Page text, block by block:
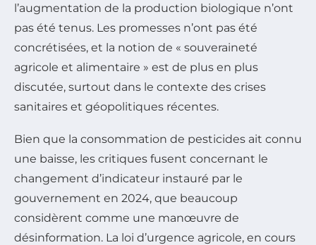
l’augmentation de la production biologique n’ont
pas été tenus. Les promesses n’ont pas été
concrétisées, et la notion de « souveraineté
agricole et alimentaire » est de plus en plus
discutée, surtout dans le contexte des crises
sanitaires et géopolitiques récentes.
Bien que la consommation de pesticides ait connu
une baisse, les critiques fusent concernant le
changement d’indicateur instauré par le
gouvernement en 2024, que beaucoup
considèrent comme une manœuvre de
désinformation. La loi d’urgence agricole, en cours